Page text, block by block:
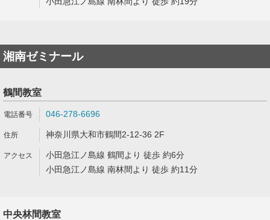
湘南ゼミナール
鶴間教室
046-278-6696
神奈川県大和市鶴間2-12-36 2F
小田急江ノ島線 鶴間より 徒歩 約6分
小田急江ノ島線 南林間より 徒歩 約11分
中央林間教室